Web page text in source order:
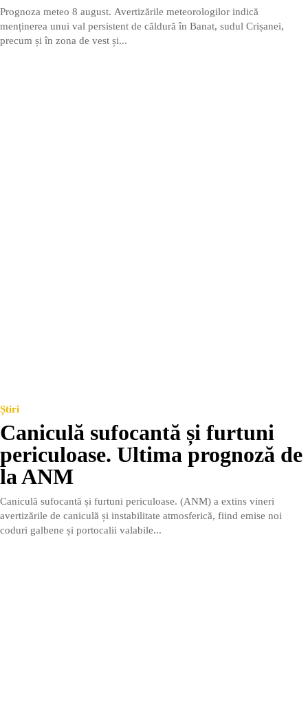
Prognoza meteo 8 august. Avertizările meteorologilor indică
menținerea unui val persistent de căldură în Banat, sudul Crișanei,
precum și în zona de vest și...
Știri
Caniculă sufocantă și furtuni
periculoase. Ultima prognoză de
la ANM
Caniculă sufocantă și furtuni periculoase. (ANM) a extins vineri
avertizările de caniculă și instabilitate atmosferică, fiind emise noi
coduri galbene și portocalii valabile...